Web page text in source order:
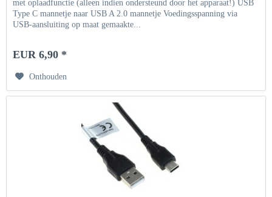
met oplaadfunctie (alleen indien ondersteund door het apparaat!) USB
Type C mannetje naar USB A 2.0 mannetje Voedingsspanning via
USB-aansluiting op maat gemaakte...
EUR 6,90 *
Onthouden